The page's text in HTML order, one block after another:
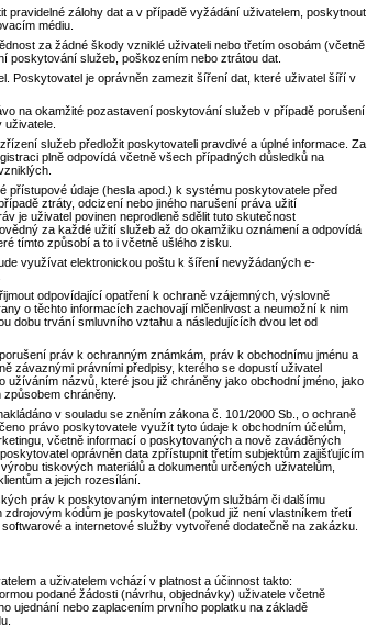
pravidelné zálohy dat a v případě vyžádání uživatelem, poskytnout
médiu.
za žádné škody vzniklé uživateli nebo třetím osobám (včetně
poskytování služeb, poškozením nebo ztrátou dat.
Poskytovatel je oprávněn zamezit šíření dat, které uživatel šíří v
na okamžité pozastavení poskytování služeb v případě porušení
služeb předložit poskytovateli pravdivé a úplné informace. Za
plně odpovídá včetně všech případných důsledků na
přístupové údaje (hesla apod.) k systému poskytovatele před
ztráty, odcizení nebo jiného narušení práva užití
je uživatel povinen neprodleně sdělit tuto skutečnost
za každé užití služeb až do okamžiku oznámení a odpovídá
tímto způsobí a to i včetně ušlého zisku.
využívat elektronickou poštu k šíření nevyžádaných e-
odpovídající opatření k ochraně vzájemných, výslovně
o těchto informacích zachovají mlčenlivost a neumožní k nim
dobu trvání smluvního vztahu a následujících dvou let od
práv k ochranným známkám, práv k obchodnímu jménu a
závaznými právními předpisy, kterého se dopustí uživatel
užíváním názvů, které jsou již chráněny jako obchodní jméno, jako
chráněny.
v souladu se zněním zákona č. 101/2000 Sb., o ochraně
právo poskytovatele využít tyto údaje k obchodním účelům,
včetně informací o poskytovaných a nově zaváděných
oprávněn data zpřístupnit třetím subjektům zajišťujícím
tiskových materiálů a dokumentů určených uživatelům,
a jejich rozesílání.
práv k poskytovaným internetovým službám či dalšímu
zdrojovým kódům je poskytovatel (pokud již není vlastníkem třetí
a internetové služby vytvořené dodatečně na zakázku.
a uživatelem vchází v platnost a účinnost takto:
podané žádosti (návrhu, objednávky) uživatele včetně
ujednání nebo zaplacením prvního poplatku na základě